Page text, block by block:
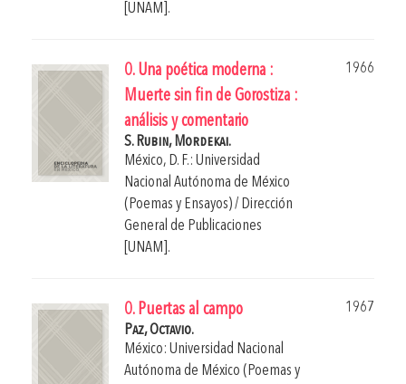
[UNAM].
0. Una poética moderna :
Muerte sin fin de Gorostiza :
análisis y comentario
1966
S. Rubin, Mordekai.
México, D. F.: Universidad
Nacional Autónoma de México
(Poemas y Ensayos) / Dirección
General de Publicaciones
[UNAM].
0. Puertas al campo
1967
Paz, Octavio.
México: Universidad Nacional
Autónoma de México (Poemas y